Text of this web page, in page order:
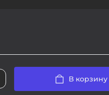
В корзину